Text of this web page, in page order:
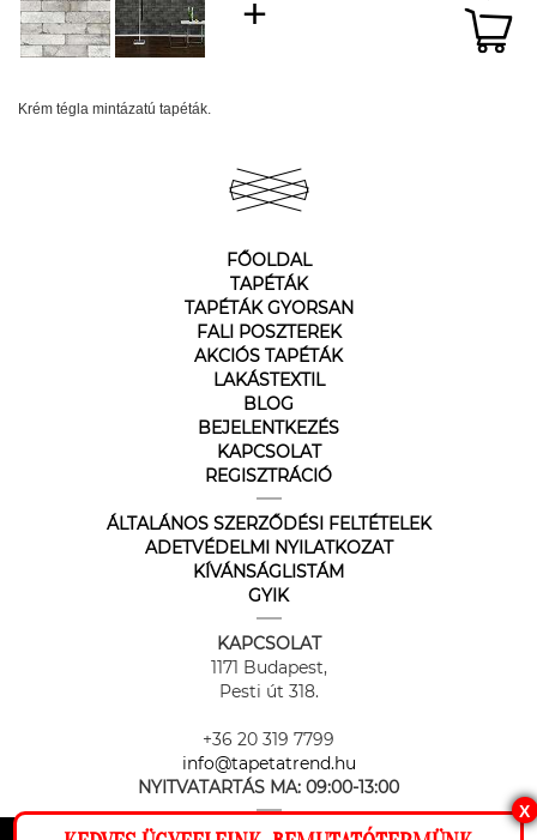
Krém tégla mintázatú tapéták.
FŐOLDAL
TAPÉTÁK
TAPÉTÁK GYORSAN
FALI POSZTEREK
AKCIÓS TAPÉTÁK
LAKÁSTEXTIL
BLOG
BEJELENTKEZÉS
KAPCSOLAT
REGISZTRÁCIÓ
ÁLTALÁNOS SZERZŐDÉSI FELTÉTELEK
ADETVÉDELMI NYILATKOZAT
KÍVÁNSÁGLISTÁM
GYIK
KAPCSOLAT
1171 Budapest,
Pesti út 318.
+36 20 319 7799
info@tapetatrend.hu
NYITVATARTÁS MA: 09:00-13:00
X